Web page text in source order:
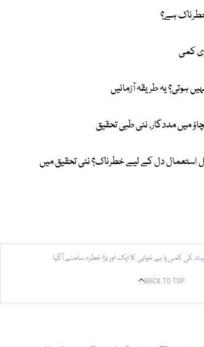
خطرناک ہے؟
کمی
ہوتی؟ یہ طریقہ آزمائیں
میں مددگار، نئی طبی تحقیق
استعمال دل کے لیے خطرناک؟ نئی تحقیق میں
کی کمی یا بے خوابی کا ایک اور بڑا خطرہ سامنے آگیا
BACK TO TOP